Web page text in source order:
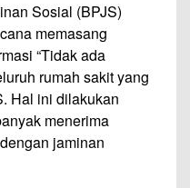
Sosial (BPJS)
memasang
“Tidak ada
rumah sakit yang
Hal ini dilakukan
menerima
jaminan